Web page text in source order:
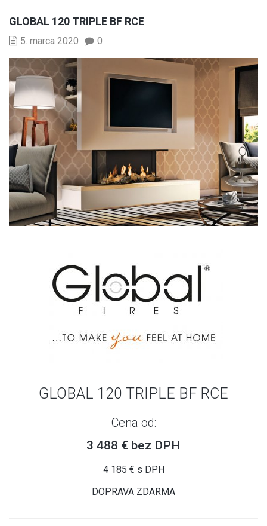
GLOBAL 120 TRIPLE BF RCE
5. marca 2020 0
GLOBAL 120 TRIPLE BF RCE
Cena od:
3 488 € bez DPH
4 185 € s DPH
DOPRAVA ZDARMA